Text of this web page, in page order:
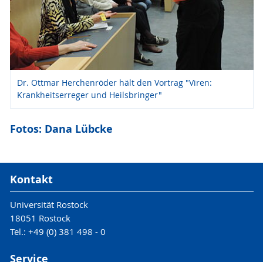
Dr. Ottmar Herchenröder hält den Vortrag "Viren:
Krankheitserreger und Heilsbringer"
Fotos: Dana Lübcke
Kontakt
Universität Rostock
18051 Rostock
Tel.: +49 (0) 381 498 - 0
Service